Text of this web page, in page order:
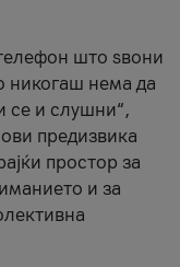
што ѕвони
никогаш нема да
се и слушни“,
предизвика
простор за
и за